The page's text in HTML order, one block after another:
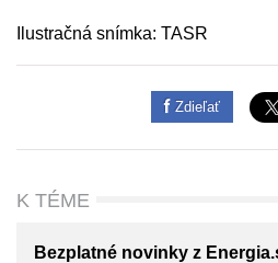
Ilustračná snímka: TASR
Zdieľať
K TÉME
Bezplatné novinky z